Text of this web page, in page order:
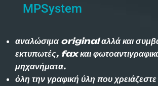
MPSystem
αναλώσιμα original αλλά και
εκτυπωτές, fax και
μηχανήματα.
όλη την γραφική ύλη που χρειάζεστε